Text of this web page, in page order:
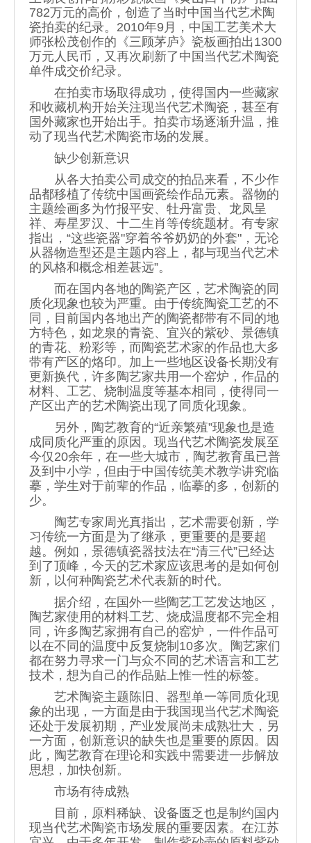
782万元的高价，创造了当时中国当代艺术陶
瓷拍卖的纪录。2010年9月，中国工艺美术大
师张松茂创作的《三顾茅庐》瓷板画拍出1300
万元人民币，又再次刷新了中国当代艺术陶瓷
单件成交价纪录。
在拍卖市场取得成功，使得国内一些藏家
和收藏机构开始关注现当代艺术陶瓷，甚至有
国外藏家也开始出手。拍卖市场逐渐升温，推
动了现当代艺术陶瓷市场的发展。
缺少创新意识
从各大拍卖公司成交的拍品来看，不少作
品都移植了传统中国画瓷绘作品元素。器物的
主题绘画多为竹报平安、牡丹富贵、龙凤呈
祥、寿星罗汉、十二生肖等传统题材。有专家
指出，“这些瓷器"穿着爷爷奶奶的外套"，无论
从器物造型还是主题内容上，都与现当代艺术
的风格和概念相差甚远”。
而在国内各地的陶瓷产区，艺术陶瓷的同
质化现象也较为严重。由于传统陶瓷工艺的不
同，目前国内各地出产的陶瓷都带有不同的地
方特色，如龙泉的青瓷、宜兴的紫砂、景德镇
的青花、粉彩等，而陶瓷艺术家的作品也大多
带有产区的烙印。加上一些地区设备长期没有
更新换代，许多陶艺家共用一个窑炉，作品的
材料、工艺、烧制温度等基本相同，使得同一
产区出产的艺术陶瓷出现了同质化现象。
另外，陶艺教育的“近亲繁殖”现象也是造
成同质化严重的原因。现当代艺术陶瓷发展至
今仅20余年，在一些大城市，陶艺教育虽已普
及到中小学，但由于中国传统美术教学讲究临
摹，学生对于前辈的作品，临摹的多，创新的
少。
陶艺专家周光真指出，艺术需要创新，学
习传统一方面是为了继承，更重要的是要超
越。例如，景德镇瓷器技法在“清三代”已经达
到了顶峰，今天的艺术家应该思考的是如何创
新，以何种陶瓷艺术代表新的时代。
据介绍，在国外一些陶艺工艺发达地区，
陶艺家使用的材料工艺、烧成温度都不完全相
同，许多陶艺家拥有自己的窑炉，一件作品可
以在不同的温度中反复烧制10多次。陶艺家们
都在努力寻求一门与众不同的艺术语言和工艺
技术，想为自己的作品贴上惟一性的标签。
艺术陶瓷主题陈旧、器型单一等同质化现
象的出现，一方面是由于我国现当代艺术陶瓷
还处于发展初期，产业发展尚未成熟壮大，另
一方面，创新意识的缺失也是重要的原因。因
此，陶艺教育在理论和实践中需要进一步解放
思想，加快创新。
市场有待成熟
目前，原料稀缺、设备匮乏也是制约国内
现当代艺术陶瓷市场发展的重要因素。在江苏